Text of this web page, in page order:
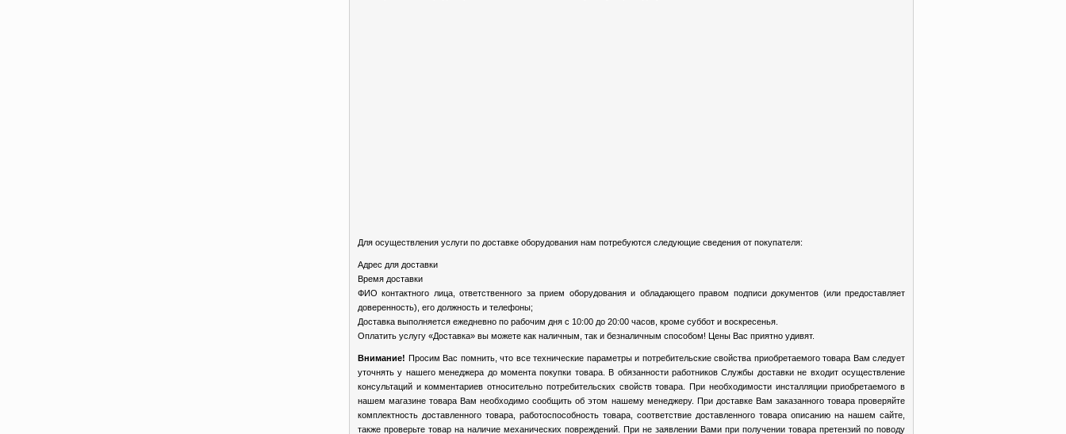
Для осуществления услуги по доставке оборудования нам потребуются следующие сведения от покупателя:
Адрес для доставки
Время доставки
ФИО контактного лица, ответственного за прием оборудования и обладающего правом подписи документов (или предоставляет
доверенность), его должность и телефоны;
Доставка выполняется ежедневно по рабочим дня с 10:00 до 20:00 часов, кроме суббот и воскресенья.
Оплатить услугу «Доставка» вы можете как наличным, так и безналичным способом! Цены Вас приятно удивят.
Внимание! Просим Вас помнить, что все технические параметры и потребительские свойства приобретаемого товара Вам следует
уточнять у нашего менеджера до момента покупки товара. В обязанности работников Службы доставки не входит осуществление
консультаций и комментариев относительно потребительских свойств товара. При необходимости инсталляции приобретаемого в
нашем магазине товара Вам необходимо сообщить об этом нашему менеджеру. При доставке Вам заказанного товара проверяйте
комплектность доставленного товара, работоспособность товара, соответствие доставленного товара описанию на нашем сайте,
также проверьте товар на наличие механических повреждений. При не заявлении Вами при получении товара претензий по поводу